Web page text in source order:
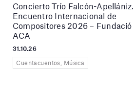
Concierto Trío Falcón-Apellániz.
Encuentro Internacional de
Compositores 2026 – Fundació
ACA
31.10.26
Cuentacuentos, Música